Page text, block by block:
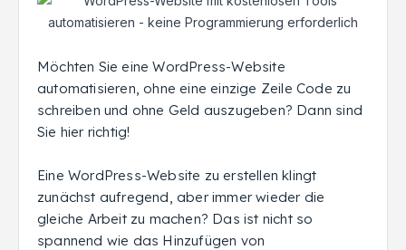
Möchten Sie eine WordPress-Website
automatisieren, ohne eine einzige Zeile Code zu
schreiben und ohne Geld auszugeben? Dann sind
Sie hier richtig!
Eine WordPress-Website zu erstellen klingt
zunächst aufregend, aber immer wieder die
gleiche Arbeit zu machen? Das ist nicht so
spannend wie das Hinzufügen von